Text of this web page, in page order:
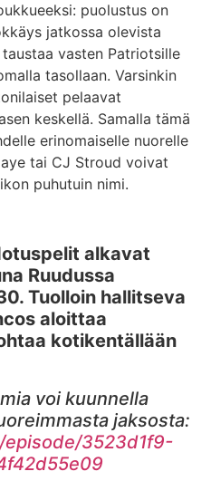
puolustus on
jatkossa olevista
vasten Patriotsille
tasollaan. Varsinkin
pelaavat
keskellä. Samalla tämä
erinomaiselle nuorelle
tai CJ Stroud voivat
puhutuin nimi.
alkavat
Ruudussa
Tuolloin hallitseva
aloittaa
kotikentällään
voi kuunnella
jaksosta:
3523d1f9-